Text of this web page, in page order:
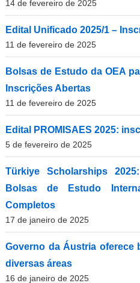
14 de fevereiro de 2025
Edital Unificado 2025/1 –
11 de fevereiro de 2025
Bolsas de Estudo da OEA
Inscrições Abertas
11 de fevereiro de 2025
Edital PROMISAES 2025:
5 de fevereiro de 2025
Türkiye Scholarships
Bolsas de Estudo
Completos
17 de janeiro de 2025
Governo da Áustria oferece
diversas áreas
16 de janeiro de 2025